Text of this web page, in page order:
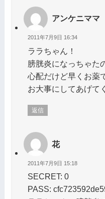
アンケニママ
2011年7月9日 16:34
ララちゃん！
膀胱炎になっちゃた
心配だけど早くお薬
お大事にしてあげて
返信
花
2011年7月9日 15:18
SECRET: 0
PASS: